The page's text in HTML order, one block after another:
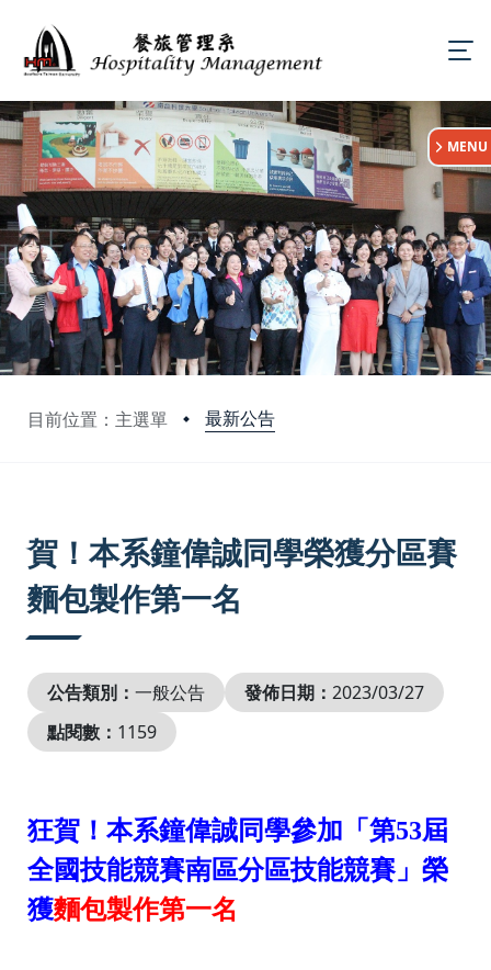
目前位置：主選單 最新公告
:::
MENU
賀！本系鐘偉誠同學榮獲分區賽
麵包製作第一名
公告類別： 一般公告 發佈日期： 2023/03/27
點閱數： 1159
狂賀！本系鐘偉誠同學參加「第53屆
全國技能競賽南區分區技能競賽」榮
獲麵包製作第一名